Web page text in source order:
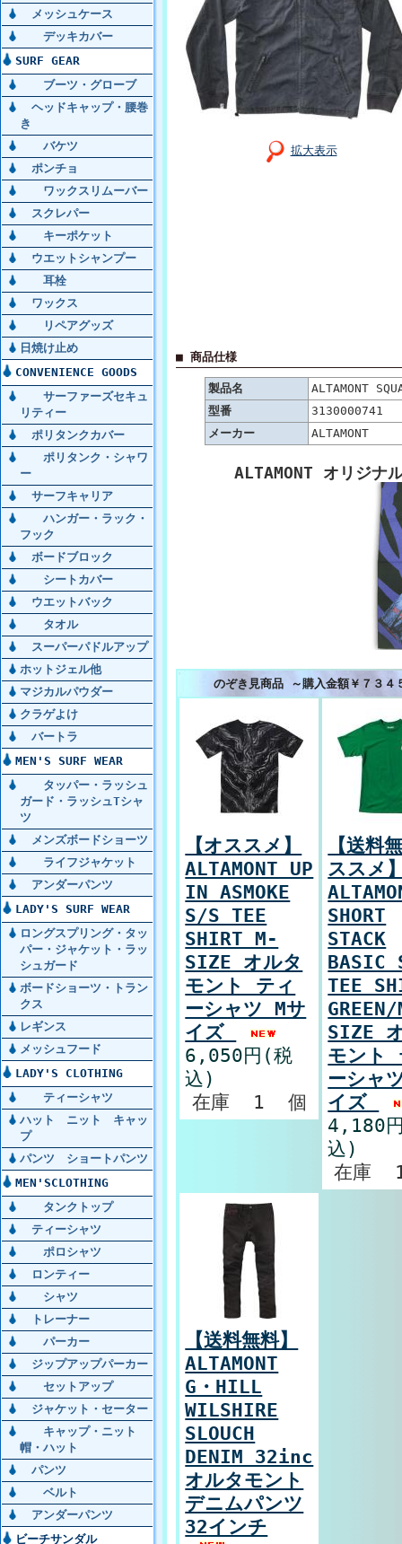
メッシュケース
デッキカバー
SURF GEAR
ブーツ・グローブ
ヘッドキャップ・腰巻
き
バケツ
ポンチョ
ワックスリムーバー
スクレパー
キーポケット
ウエットシャンプー
耳栓
ワックス
リペアグッズ
日焼け止め
CONVENIENCE GOODS
サーファーズセキュ
リティー
ポリタンクカバー
ポリタンク・シャワ
ー
サーフキャリア
ハンガー・ラック・
フック
ボードブロック
シートカバー
ウエットバック
タオル
スーパーパドルアップ
ホットジェル他
マジカルパウダー
クラゲよけ
バートラ
MEN'S SURF WEAR
タッパー・ラッシュ
ガード・ラッシュTシャ
ツ
メンズボードショーツ
ライフジャケット
アンダーパンツ
LADY'S SURF WEAR
ロングスプリング・タッ
パー・ジャケット・ラッ
シュガード
ボードショーツ・トラン
クス
レギンス
メッシュフード
LADY'S CLOTHING
ティーシャツ
ハット ニット キャッ
プ
パンツ ショートパンツ
MEN'SCLOTHING
タンクトップ
ティーシャツ
ポロシャツ
ロンティー
シャツ
トレーナー
パーカー
ジップアップパーカー
セットアップ
ジャケット・セーター
キャップ・ニット
帽・ハット
パンツ
ベルト
アンダーパンツ
ビーチサンダル
拡大表示
■ 商品仕様
製品名
ALTAMONT
型番
3130000741
メーカー
ALTAMONT
ALTAMONT オリジナ
のぞき見商品 ～購入金額￥７３４
【オススメ】
ALTAMONT UP
IN ASMOKE
S/S TEE
SHIRT M-
SIZE オルタ
モント ティ
ーシャツ Mサ
イズ
6,050円(税
込)
在庫 1 個
【送料
ススメ
SHORT
STACK
BASIC
TEE
SIZE
モント
ーシャ
イズ
4,180
込)
在庫
【送料無料】
ALTAMONT
G・HILL
WILSHIRE
SLOUCH
DENIM 32inc
オルタモント
デニムパンツ
32インチ